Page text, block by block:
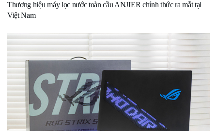
Thương hiệu máy lọc nước toàn cầu ANJIER chính thức ra mắt tại
Việt Nam